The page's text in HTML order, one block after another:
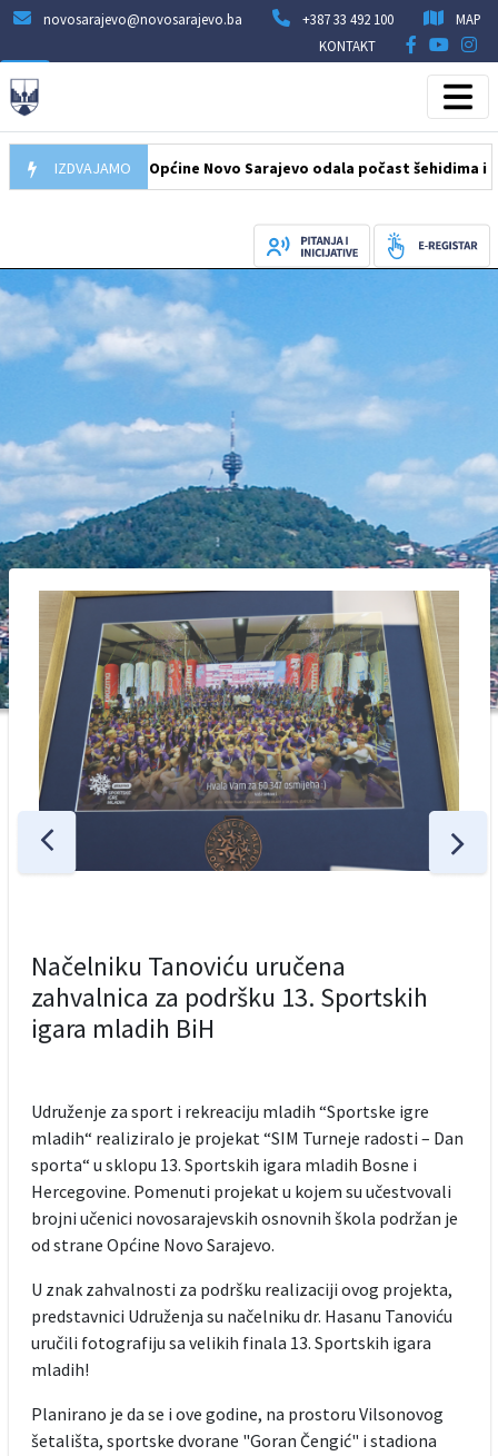
novosarajevo@novosarajevo.ba +387 33 492 100
MAP
KONTAKT
IZDVAJAMO
Delegacija Općine Novo Sarajevo odala počast šehidima i
Načelniku Tanoviću uručena
zahvalnica za podršku 13. Sportskih
igara mladih BiH
Udruženje za sport i rekreaciju mladih “Sportske igre
mladih“ realiziralo je projekat “SIM Turneje radosti – Dan
sporta“ u sklopu 13. Sportskih igara mladih Bosne i
Hercegovine. Pomenuti projekat u kojem su učestvovali
brojni učenici novosarajevskih osnovnih škola podržan je
od strane Općine Novo Sarajevo.
U znak zahvalnosti za podršku realizaciji ovog projekta,
predstavnici Udruženja su načelniku dr. Hasanu Tanoviću
uručili fotografiju sa velikih finala 13. Sportskih igara
mladih!
Planirano je da se i ove godine, na prostoru Vilsonovog
šetališta, sportske dvorane "Goran Čengić" i stadiona